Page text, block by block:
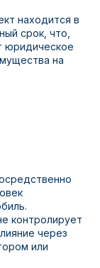
находится в
срок, что,
юридическое
на
контролирует
через
или